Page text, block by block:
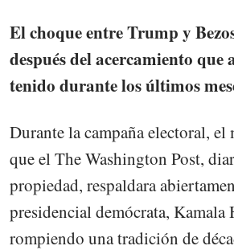
El choque entre Trump y
después del acercamiento que
tenido durante los últimos
Durante la campaña electoral, el
que el The Washington Post,
propiedad, respaldara
presidencial demócrata, Kamala
rompiendo una tradición de